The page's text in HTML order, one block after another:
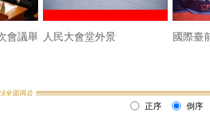
會議舉
人民大會堂外景 國際臺
正序 倒序